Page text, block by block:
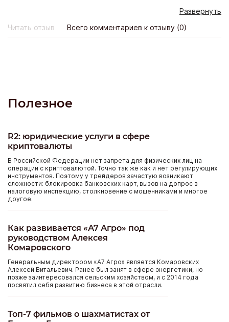
отношение персоанала к покупателям, как будто
одолжение мне делали. Покупка состоялась, но остался
Развернуть
Читать отзыв
Всего комментариев к отзыву (0)
Полезное
R2: юридические услуги в сфере
криптовалюты
В Российской Федерации нет запрета для физических лиц на
операции с криптовалютой. Точно так же как и нет регулирующих
инструментов. Поэтому у трейдеров зачастую возникают
сложности: блокировка банковских карт, вызов на допрос в
налоговую инспекцию, столкновение с мошенниками и многое
другое.
Как развивается «А7 Агро» под
руководством Алексея
Комаровского
Генеральным директором «А7 Агро» является Комаровских
Алексей Витальевич. Ранее был занят в сфере энергетики, но
позже заинтересовался сельским хозяйством, и с 2014 года
посвятил себя развитию бизнеса в этой отрасли.
Топ-7 фильмов о шахматистах от